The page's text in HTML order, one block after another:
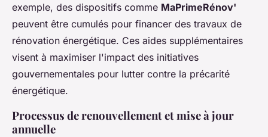
exemple, des dispositifs comme MaPrimeRénov'
peuvent être cumulés pour financer des travaux de
rénovation énergétique. Ces aides supplémentaires
visent à maximiser l'impact des initiatives
gouvernementales pour lutter contre la précarité
énergétique.
Processus de renouvellement et mise à jour
annuelle